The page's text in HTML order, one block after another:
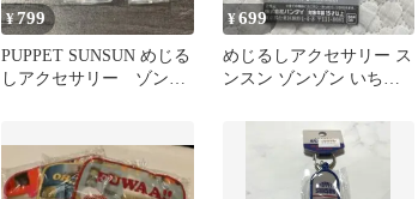
¥799
PUPPET SUNSUN めじる
しアクセサリー ゾンゾ
¥699
めじるしアクセサリー ス
ンスン ゾンゾン いちご